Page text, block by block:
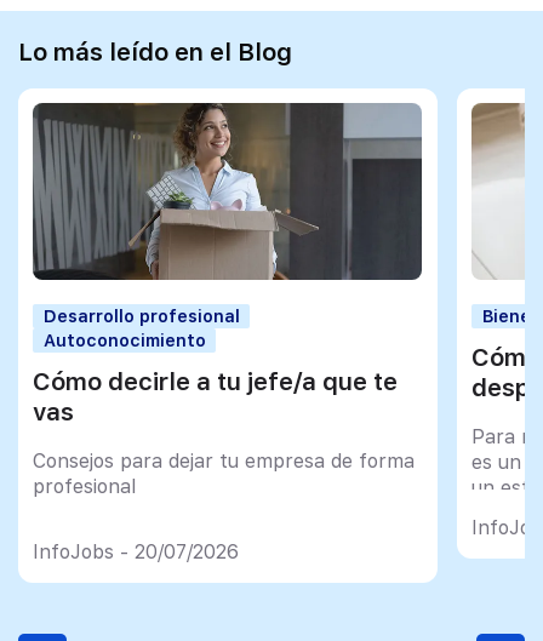
Lo más leído en el Blog
Desarrollo profesional
Autoconocimiento
Cómo decirle a tu jefe/a que te
vas
Consejos para dejar tu empresa de forma
profesional
InfoJobs - 20/07/2026
Para
es un
un